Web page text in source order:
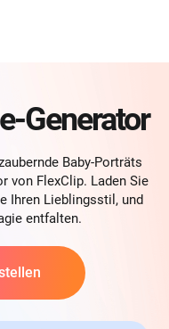
Generator
Baby-Porträts
von FlexClip. Laden Sie
Ihren Lieblingsstil, und
entfalten.